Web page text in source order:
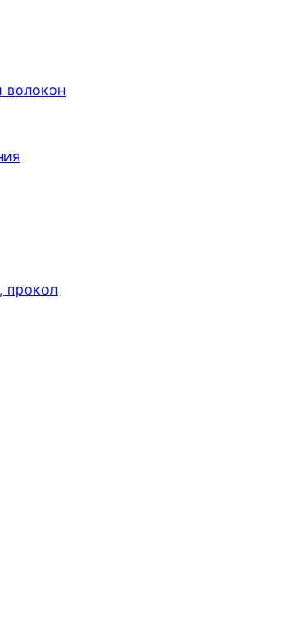
волокон
прокол